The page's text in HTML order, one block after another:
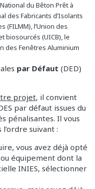
du Bêton Prêt à
des Fabricants d’Isolants
(FILMM), l’Union des
biosourcés (UICB), le
des Fenêtres Aluminium
par Défaut (DED)
projet, il convient
par défaut issues du
pénalisantes. Il vous
suivant :
vous avez déjà opté
équipement dont la
INIES, sélectionner